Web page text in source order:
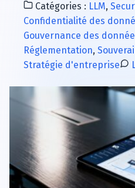
de
IA
Souveraine
:
BYO
LLM
RAG,
la
stratégie
gagnante
des
Catégories : LLM,
Confidentialité des
Gouvernance des
Réglementation,
Stratégie d'entreprise